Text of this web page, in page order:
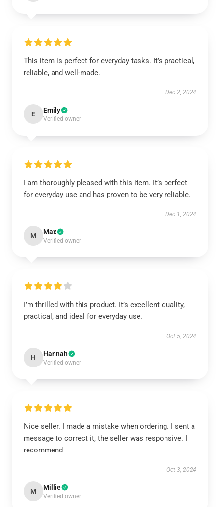
This item is perfect for everyday tasks. It’s practical,
reliable, and well-made.
Dec 2, 2024
E Emily
Verified owner
I am thoroughly pleased with this item. It’s perfect
for everyday use and has proven to be very reliable.
Dec 1, 2024
M Max
Verified owner
I’m thrilled with this product. It’s excellent quality,
practical, and ideal for everyday use.
Oct 5, 2024
H Hannah
Verified owner
Nice seller. I made a mistake when ordering. I sent a
message to correct it, the seller was responsive. I
recommend
Oct 3, 2024
M Millie
Verified owner